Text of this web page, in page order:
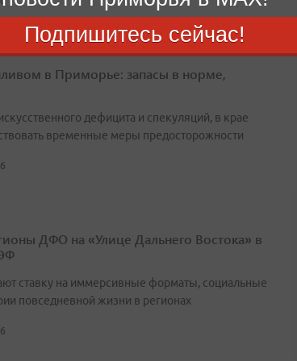
в Приморье: запасы в норме,
дефицита и спекуляций, в крае
временные меры предосторожности
ДФО на «Улице Дальнего Востока» в
ставку на иммерсивные форматы, социальные
повседневной жизни в регионах
Подпишитесь сейчас!